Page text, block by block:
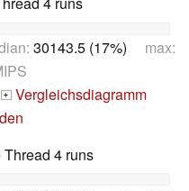
30143.5 (17%) max:
+ Vergleichsdiagramm
4 runs